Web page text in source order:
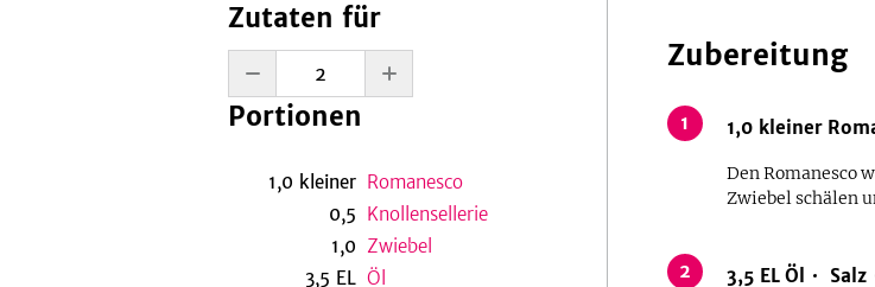
Zutaten für
Portionen
1,0 kleiner Romanesco
0,5 Knollensellerie
1,0 Zwiebel
3,5 EL Öl
Zubereitung
1 1,0 kleiner
Den Romanesco
Zwiebel schälen
2 3,5 EL Öl Salz